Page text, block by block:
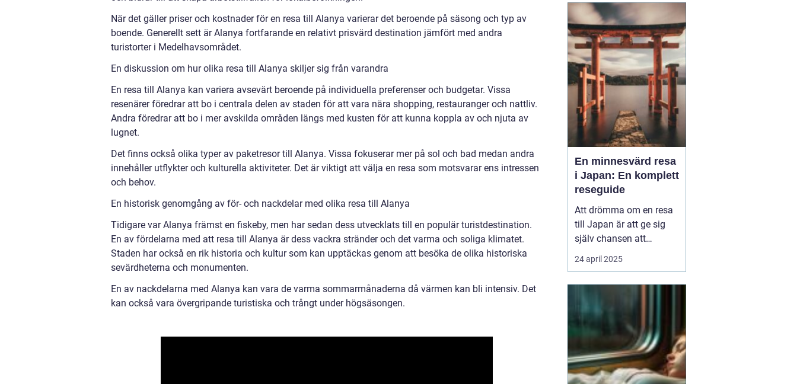
När det gäller priser och kostnader för en resa till Alanya varierar det beroende på säsong och typ av
boende. Generellt sett är Alanya fortfarande en relativt prisvärd destination jämfört med andra
turistorter i Medelhavsområdet.
En diskussion om hur olika resa till Alanya skiljer sig från varandra
En resa till Alanya kan variera avsevärt beroende på individuella preferenser och budgetar. Vissa
resenärer föredrar att bo i centrala delen av staden för att vara nära shopping, restauranger och nattliv.
Andra föredrar att bo i mer avskilda områden längs med kusten för att kunna koppla av och njuta av
lugnet.
Det finns också olika typer av paketresor till Alanya. Vissa fokuserar mer på sol och bad medan andra
innehåller utflykter och kulturella aktiviteter. Det är viktigt att välja en resa som motsvarar ens intressen
och behov.
En historisk genomgång av för- och nackdelar med olika resa till Alanya
Tidigare var Alanya främst en fiskeby, men har sedan dess utvecklats till en populär turistdestination.
En av fördelarna med att resa till Alanya är dess vackra stränder och det varma och soliga klimatet.
Staden har också en rik historia och kultur som kan upptäckas genom att besöka de olika historiska
sevärdheterna och monumenten.
En av nackdelarna med Alanya kan vara de varma sommarmånaderna då värmen kan bli intensiv. Det
kan också vara övergripande turistiska och trångt under högsäsongen.
surf...
En minnesvärd resa
i Japan: En komplett
reseguide
Att drömma om en resa
till Japan är att ge sig
själv chansen att
uppleva en värld där
tradition och modernitet
futuristiska neonskenen
i Tokyo till de fridfulla
tempelområde...
24 april 2025